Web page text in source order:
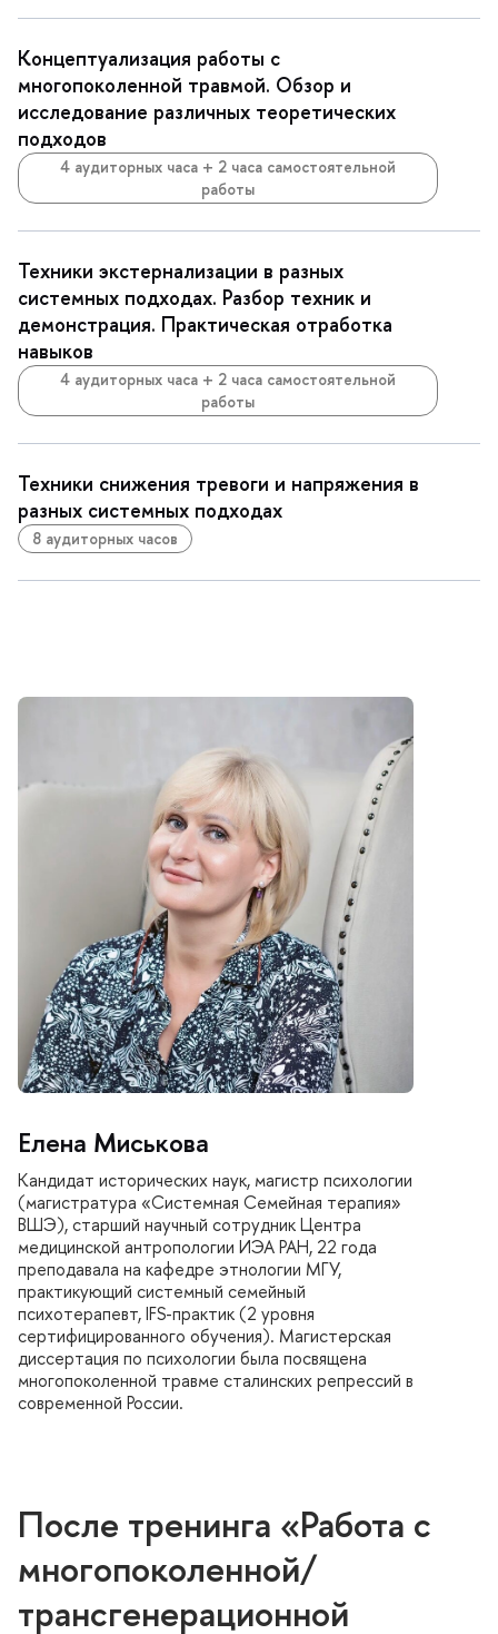
Концептуализация работы с
многопоколенной травмой. Обзор и
исследование различных теоретических
подходов
4 аудиторных часа + 2 часа самостоятельной
работы
Техники экстернализации в разных
системных подходах. Разбор техник и
демонстрация. Практическая отработка
навыков
4 аудиторных часа + 2 часа самостоятельной
работы
Техники снижения тревоги и напряжения в
разных системных подходах
8 аудиторных часов
Елена Миськова
Кандидат исторических наук, магистр психологии
(магистратура «Системная Семейная терапия»
ВШЭ), старший научный сотрудник Центра
медицинской антропологии ИЭА РАН, 22 года
преподавала на кафедре этнологии МГУ,
практикующий системный семейный
психотерапевт, IFS-практик (2 уровня
сертифицированного обучения). Магистерская
диссертация по психологии была посвящена
многопоколенной травме сталинских репрессий в
современной России.
После тренинга «Работа с
многопоколенной/
трансгенерационной